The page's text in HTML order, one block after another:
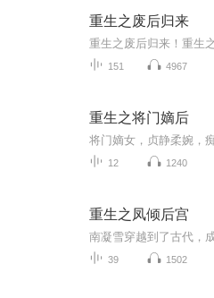
重生之废后归来
重生之废后归来！重生
151 4967
重生之将门嫡后
12 1240
重生之凤倾后宫
39 1502